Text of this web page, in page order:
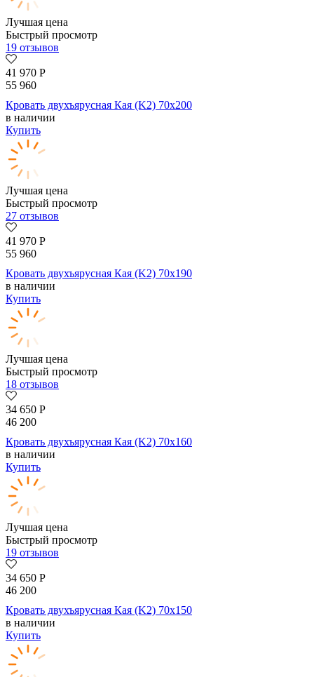
Лучшая цена
Быстрый просмотр
19 отзывов
41 970 Р
55 960
Кровать двухъярусная Кая (K2) 70х200
в наличии
Купить
Лучшая цена
Быстрый просмотр
27 отзывов
41 970 Р
55 960
Кровать двухъярусная Кая (K2) 70х190
в наличии
Купить
Лучшая цена
Быстрый просмотр
18 отзывов
34 650 Р
46 200
Кровать двухъярусная Кая (K2) 70х160
в наличии
Купить
Лучшая цена
Быстрый просмотр
19 отзывов
34 650 Р
46 200
Кровать двухъярусная Кая (K2) 70х150
в наличии
Купить